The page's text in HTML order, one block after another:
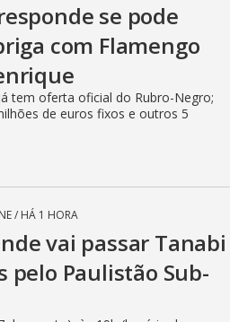
se pode
com Flamengo
tem oferta oficial do Rubro-Negro;
de euros fixos e outros 5
/ HÁ 1 HORA
vai passar Tanabi
pelo Paulistão Sub-